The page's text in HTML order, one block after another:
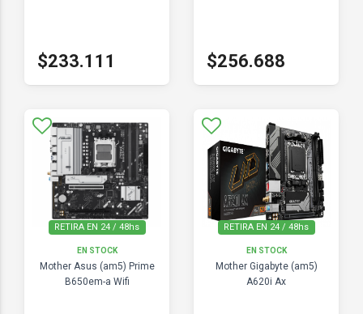
$233.111 $256.688
RETIRA EN 24 / 48hs
EN STOCK
Mother Asus (am5) Prime
B650em-a Wifi
RETIRA EN 24 / 48hs
EN STOCK
Mother Gigabyte (am5)
A620i Ax